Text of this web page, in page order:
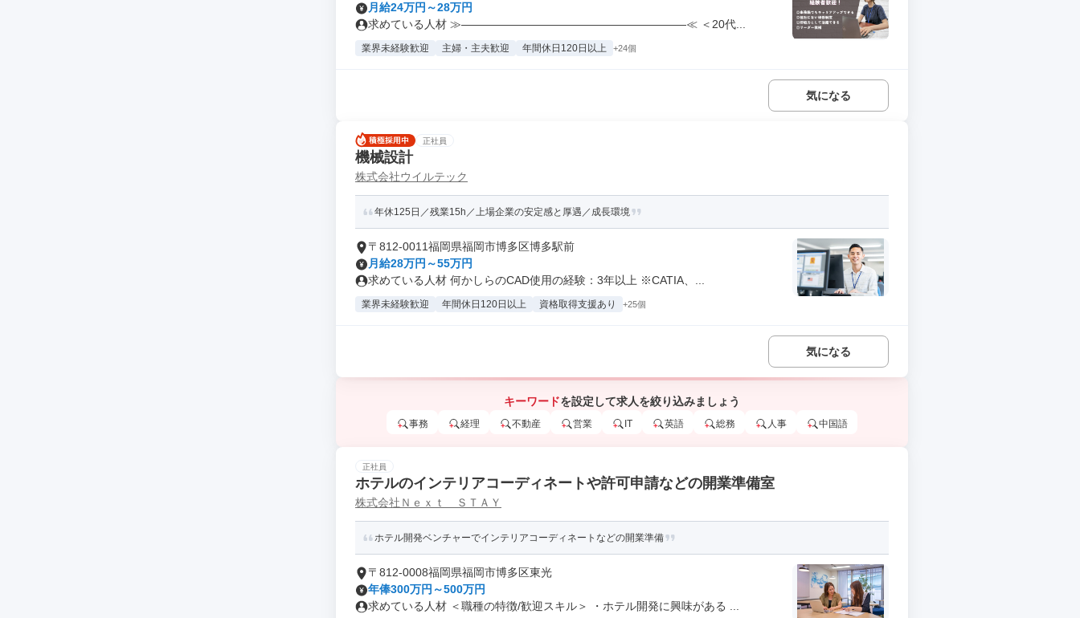
月給24万円～28万円
求めている人材 ≫————————————————————≪ ＜20代...
業界未経験歓迎 主婦・主夫歓迎 年間休日120日以上 +24個
気になる
正社員
機械設計
株式会社ウイルテック
年休125日／残業15h／上場企業の安定感と厚遇／成長環境
〒812-0011福岡県福岡市博多区博多駅前
月給28万円～55万円
求めている人材 何かしらのCAD使用の経験：3年以上 ※CATIA、...
業界未経験歓迎 年間休日120日以上 資格取得支援あり +25個
気になる
キーワードを設定して求人を絞り込みましょう
事務 経理 不動産 営業 IT 英語 総務 人事 中国語
正社員
ホテルのインテリアコーディネートや許可申請などの開業準備室
株式会社Ｎｅｘｔ ＳＴＡＹ
ホテル開発ベンチャーでインテリアコーディネートなどの開業準備
〒812-0008福岡県福岡市博多区東光
年俸300万円～500万円
求めている人材 ＜職種の特徴/歓迎スキル＞ ・ホテル開発に興味がある ...